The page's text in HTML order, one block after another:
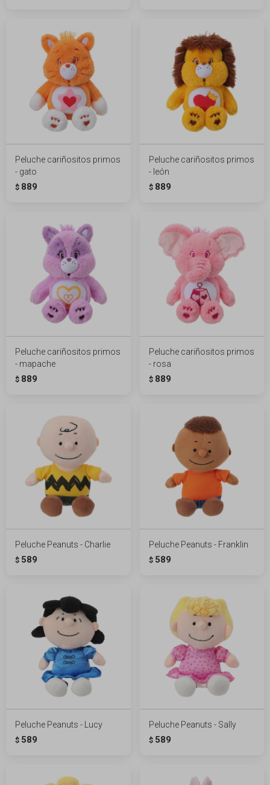
Peluche cariñositos primos
- gato
$ 889
Peluche cariñositos primos
- león
$ 889
Peluche cariñositos primos
- mapache
$ 889
Peluche cariñositos primos
- rosa
$ 889
Peluche Peanuts - Charlie
$ 589
Peluche Peanuts - Franklin
$ 589
Peluche Peanuts - Lucy
$ 589
Peluche Peanuts - Sally
$ 589